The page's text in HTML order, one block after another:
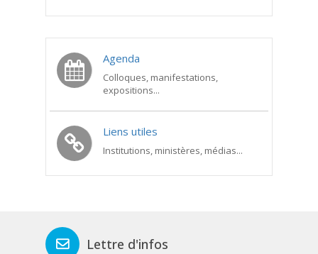
Agenda
Colloques, manifestations,
expositions...
Liens utiles
Institutions, ministères, médias...
Lettre d'infos